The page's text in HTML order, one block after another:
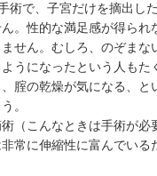
術で、子宮だけを摘出し
。性的な満足感が得ら
せん。むしろ、のぞま
うになったという人も
腟の乾燥が気になる、
。
（こんなときは手術が必
常に伸縮性に富んでい